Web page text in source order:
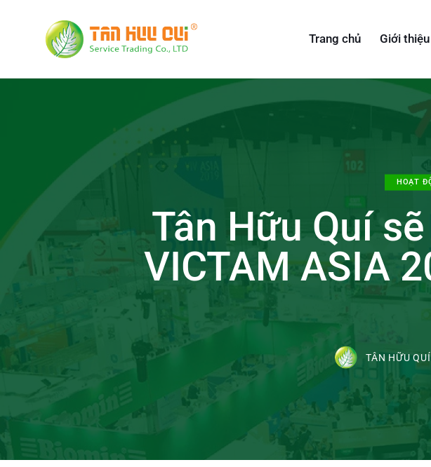
Trang chủ Giới thiệu
HOẠT
Tân Hữu Quí
VICTAM ASIA
TÂN HỮU QUÍ